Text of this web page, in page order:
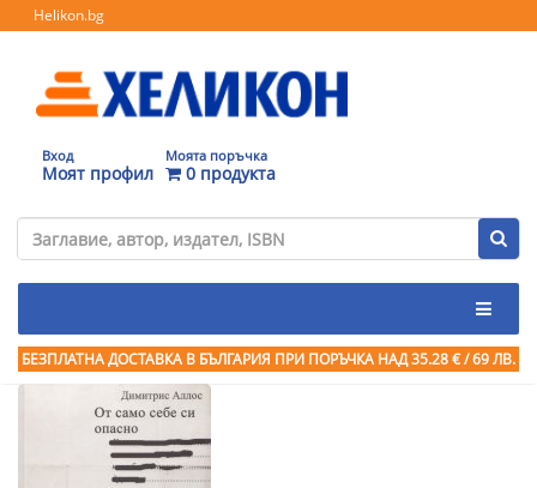
Helikon.bg
Вход
Моят профил
Моята поръчка
0 продукта
БЕЗПЛАТНА ДОСТАВКА В БЪЛГАРИЯ ПРИ ПОРЪЧКА НАД 35.28 € / 69 ЛВ.